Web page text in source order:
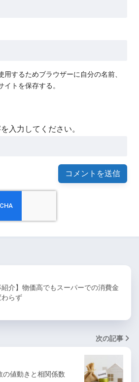
用するためブラウザーに自分の名前、
イトを保存する。
入力してください。
紹介】物価高でもスーパーでの消費金
らず
次の記事
の値動きと相関係数